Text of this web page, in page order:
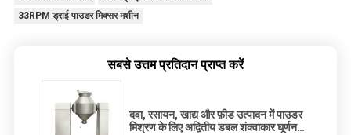
33RPM ड्राई पाउडर मिक्सर मशीन
सबसे उत्तम प्रतिदान प्राप्त करें
दवा, रसायन, खाद्य और फ़ीड उत्पादन में पाउडर
मिश्रण के लिए अद्वितीय डबल शंक्वाकार घूर्णन